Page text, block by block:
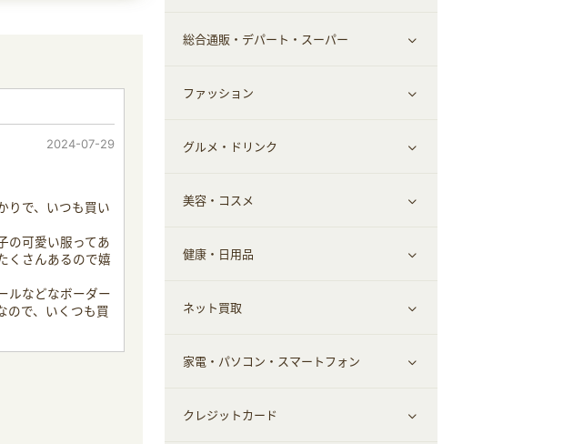
2024-07-29
りで、いつも買い
の可愛い服ってあ
くさんあるので嬉
ルなどなボーダー
ので、いくつも買
総合通販・デパート・スーパー
すべて見る
総合通販
ファッション
すべて見る
ファッション
インナー・下着
スーツ・フォーマル
グルメ・ドリンク
すべて見る
グルメ
お酒
食材宅配
ウォーターサーバー
美容・コスメ
すべて見る
ヘアケア
エステ・サロン
メンズ美容
健康・日用品
すべて見る
スポーツ・フィットネス
日用品・薬局・からだ
ネット買取
すべて見る
ネット買取
家電・パソコン・スマートフォン
すべて見る
クレジットカード